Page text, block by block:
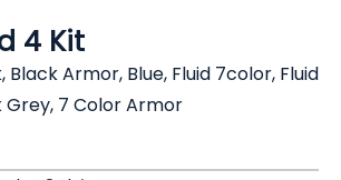
4 Kit
Black Armor, Blue, Fluid 7color, Fluid
Grey, 7 Color Armor